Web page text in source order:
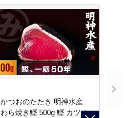
かつおのたたき 明神水産
わら焼き鰹 500g 鰹 カツオ